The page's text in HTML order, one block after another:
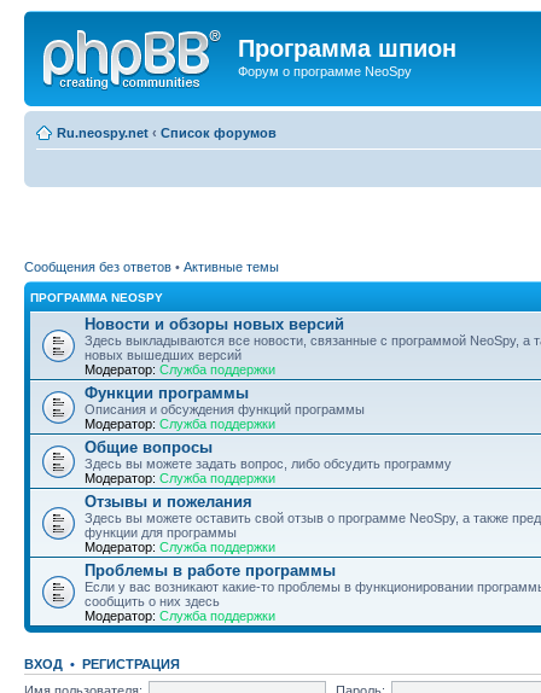
Программа шпион
Форум о программе NeoSpy
Ru.neospy.net ‹ Список форумов
Сообщения без ответов • Активные темы
ПРОГРАММА NEOSPY
Новости и обзоры новых версий
Здесь выкладываются все новости, связанные с программой NeoSpy, а
новых вышедших версий
Модератор: Служба поддержки
Функции программы
Описания и обсуждения функций программы
Модератор: Служба поддержки
Общие вопросы
Здесь вы можете задать вопрос, либо обсудить программу
Модератор: Служба поддержки
Отзывы и пожелания
Здесь вы можете оставить свой отзыв о программе NeoSpy, а также
функции для программы
Модератор: Служба поддержки
Проблемы в работе программы
Если у вас возникают какие-то проблемы в функционировании
сообщить о них здесь
Модератор: Служба поддержки
ВХОД • РЕГИСТРАЦИЯ